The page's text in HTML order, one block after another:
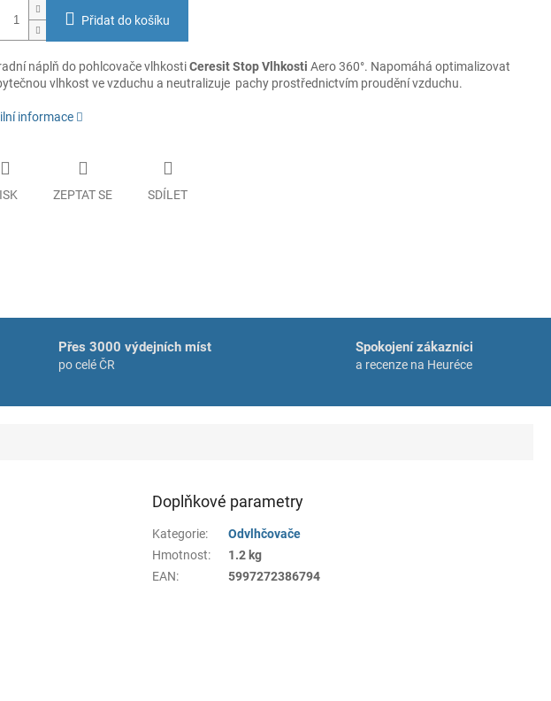
Přidat do košíku
náplň do pohlcovače vlhkostiCeresit Stop Vlhkosti Aero 360°. Napomáhá optimalizovat
vlhkost ve vzduchu a neutralizuje pachy prostřednictvím proudění vzduchu.
informace
ZEPTAT SE SDÍLET
Přes 3000 výdejních míst
po celé ČR
Spokojení zákazníci
a recenze na Heuréce
Doplňkové parametry
Kategorie:
Odvlhčovače
Hmotnost:
1.2 kg
EAN: 5997272386794